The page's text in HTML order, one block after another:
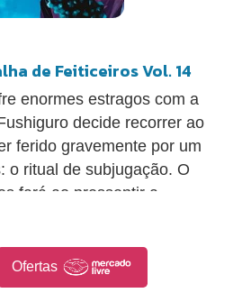
de Feiticeiros Vol. 14
enormes estragos com a
decide recorrer ao
ferido gravemente por um
o ritual de subjugação. O
fará ao pressentir a
shikigami?
Ofertas